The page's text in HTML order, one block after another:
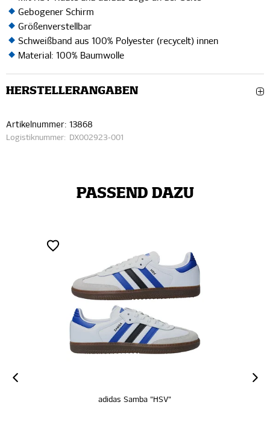
Gebogener Schirm
Größenverstellbar
Schweißband aus 100% Polyester (recycelt) innen
Material: 100% Baumwolle
HERSTELLERANGABEN
Artikelnummer: 13868
Logistiknummer: DX002923-001
PASSEND DAZU
adidas Samba "HSV"